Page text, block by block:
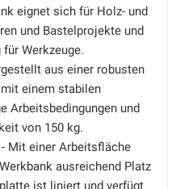
eignet sich für Holz- und
und Bastelprojekte und
Werkzeuge.
aus einer robusten
einem stabilen
Arbeitsbedingungen und
von 150 kg.
Mit einer Arbeitsfläche
ausreichend Platz
ist liniert und verfügt